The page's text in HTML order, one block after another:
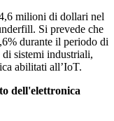
milioni di dollari nel
Si prevede che
durante il periodo di
di sistemi industriali,
abilitati all’IoT.
dell'elettronica